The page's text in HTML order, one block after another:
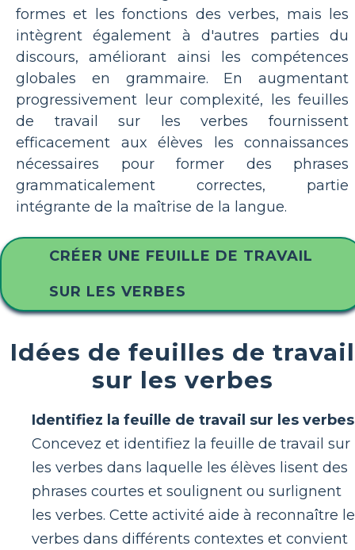
formes et les fonctions des verbes, mais les
intègrent également à d'autres parties du
discours, améliorant ainsi les compétences
globales en grammaire. En augmentant
progressivement leur complexité, les feuilles
de travail sur les verbes fournissent
efficacement aux élèves les connaissances
nécessaires pour former des phrases
grammaticalement correctes, partie
intégrante de la maîtrise de la langue.
CRÉER UNE FEUILLE DE TRAVAIL
SUR LES VERBES
Idées de feuilles de travail
sur les verbes
Identifiez la feuille de travail sur les
Concevez et identifiez la feuille de travail sur
les verbes dans laquelle les élèves lisent des
phrases courtes et soulignent ou surlignent
les verbes. Cette activité aide à reconnaître
verbes dans différents contextes et convient